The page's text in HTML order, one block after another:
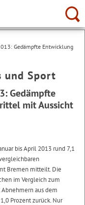
Gedämpfte Entwicklung
und Sport
Gedämpfte
mit Aussicht
bis April 2013 rund 7,1
Bremen mitteilt. Die
im Vergleich zum
aus dem
Prozent zurück. Nur